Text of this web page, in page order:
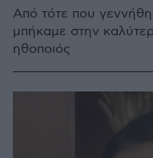
Από τότε που
μπήκαμε στην
ηθοποιός